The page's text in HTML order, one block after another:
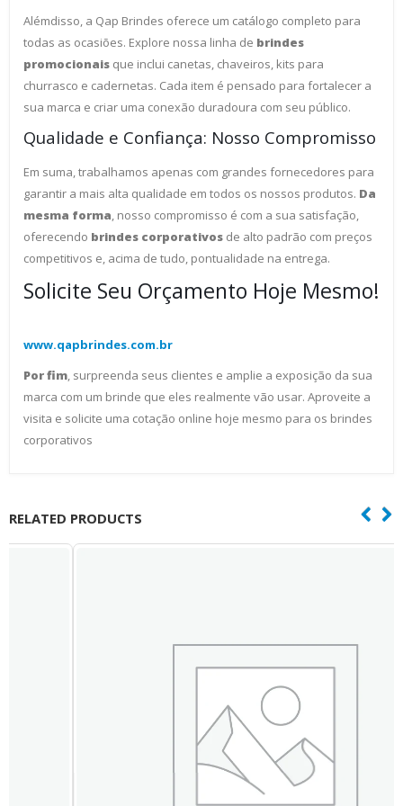
Alémdisso, a Qap Brindes oferece um catálogo completo para
todas as ocasiões. Explore nossa linha de brindes
promocionais que inclui canetas, chaveiros, kits para
churrasco e cadernetas. Cada item é pensado para fortalecer a
sua marca e criar uma conexão duradoura com seu público.
Qualidade e Confiança: Nosso Compromisso
Em suma, trabalhamos apenas com grandes fornecedores para
garantir a mais alta qualidade em todos os nossos produtos. Da
mesma forma , nosso compromisso é com a sua satisfação,
oferecendo brindes corporativos de alto padrão com preços
competitivos e, acima de tudo, pontualidade na entrega.
Solicite Seu Orçamento Hoje Mesmo!
www.qapbrindes.com.br
Por fim , surpreenda seus clientes e amplie a exposição da sua
marca com um brinde que eles realmente vão usar. Aproveite a
visita e solicite uma cotação online hoje mesmo para os brindes
corporativos
RELATED PRODUCTS